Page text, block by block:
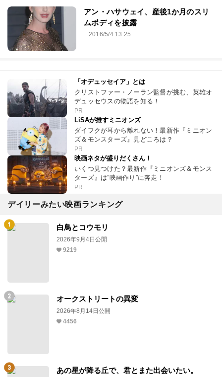
アン・ハサウェイ、産後1か月のスリ
ムボディを披露
2016/5/4 13:25
「オデュッセイア」とは
クリストファー・ノーラン監督が挑む、英雄オ
デュッセウスの物語を知る！
PR
LiSAが推すミニオンズ
ダイフクが耳から離れない！最新作『ミニオン
ズ＆モンスターズ』見どころは？
PR
映画ネタが盛りだくさん！
いくつ見つけた？最新作『ミニオンズ＆モンス
ターズ』は“映画作り”に奔走！
PR
デイリーみたい映画ランキング
白鳥とコウモリ
2026年9月4日公開
9219
オークストリートの異変
2026年8月14日公開
4456
あの星が降る丘で、君とまた出会いたい。